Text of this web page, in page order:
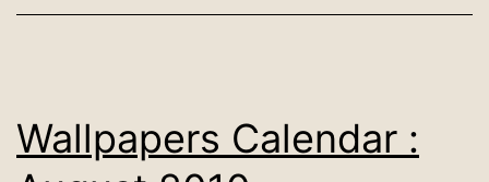
Wallpapers Calendar :